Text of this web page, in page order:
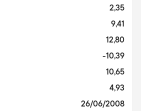
2,35
9,41
12,80
-10,39
10,65
4,93
26/06/2008